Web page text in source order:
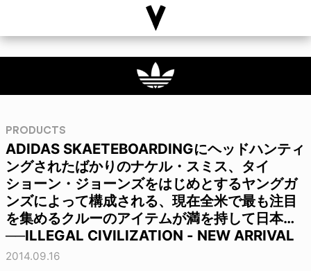
PRODUCTS
ADIDAS SKAETEBOARDINGにヘッドハンティ
ングされたばかりのナケル・スミス、タイ
ショーン・ジョーンズをはじめとするヤングガ
ンズによって構成される、現在全米で最も注目
を集めるクルーのアイテムが満を持して日本…
──ILLEGAL CIVILIZATION - NEW ARRIVAL
2014.09.16